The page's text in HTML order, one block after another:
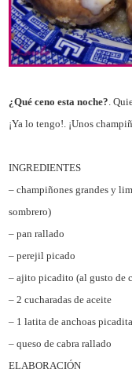
¿Qué ceno esta noche? .
¡Ya lo tengo!. ¡Unos
INGREDIENTES
– champiñones grandes y
sombrero)
– pan rallado
– perejil picado
– ajito picadito (al gusto de
– 2 cucharadas de aceite
– 1 latita de anchoas
– queso de cabra rallado
ELABORACIÓN